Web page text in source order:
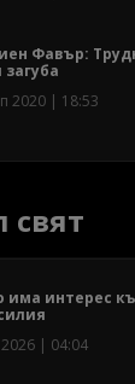
Фавър:
загуба
2020 | 18:53
свят
има интерес
2026 | 04:04